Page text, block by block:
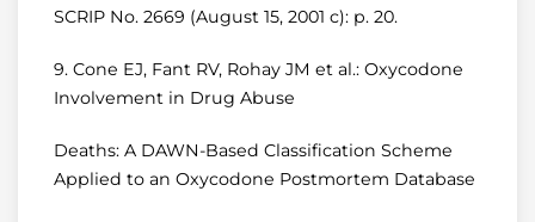
SCRIP No. 2669 (August 15, 2001 c): p. 20.
9. Cone EJ, Fant RV, Rohay JM et al.: Oxycodone
Involvement in Drug Abuse
Deaths: A DAWN-Based Classification Scheme
Applied to an Oxycodone Postmortem Database